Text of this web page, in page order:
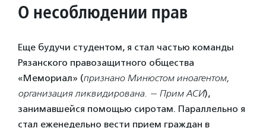
О несоблюдении прав
Еще будучи студентом, я стал частью команды
Рязанского правозащитного общества
«Мемориал» (признано Минюстом иноагентом,
организация ликвидирована. — Прим АСИ),
занимавшейся помощью сиротам. Параллельно я
стал еженедельно вести прием граждан в